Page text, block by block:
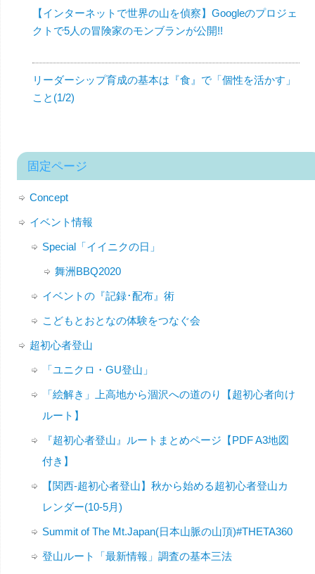
【インターネットで世界の山を偵察】Googleのプロジェ
クトで5人の冒険家のモンブランが公開!!
リーダーシップ育成の基本は『食』で「個性を活かす」
こと(1/2)
固定ページ
Concept
イベント情報
Special「イイニクの日」
舞洲BBQ2020
イベントの『記録･配布』術
こどもとおとなの体験をつなぐ会
超初心者登山
「ユニクロ・GU登山」
「絵解き」上高地から涸沢への道のり【超初心者向け
ルート】
『超初心者登山』ルートまとめページ【PDF A3地図
付き】
【関西-超初心者登山】秋から始める超初心者登山カ
レンダー(10-5月)
Summit of The Mt.Japan(日本山脈の山頂)#THETA360
登山ルート「最新情報」調査の基本三法